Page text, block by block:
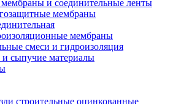
и соединительные ленты
мембраны
мембраны
смеси и гидроизоляция
сыпучие материалы
строительные оцинкованные